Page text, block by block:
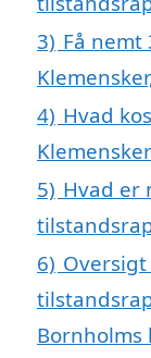
3) Få
4) Hvad
5) Hvad er
6)
Bornholms